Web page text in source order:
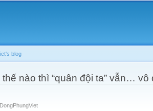
blog
nào thì “quân đội ta” vẫn… vô
DongPhungViet